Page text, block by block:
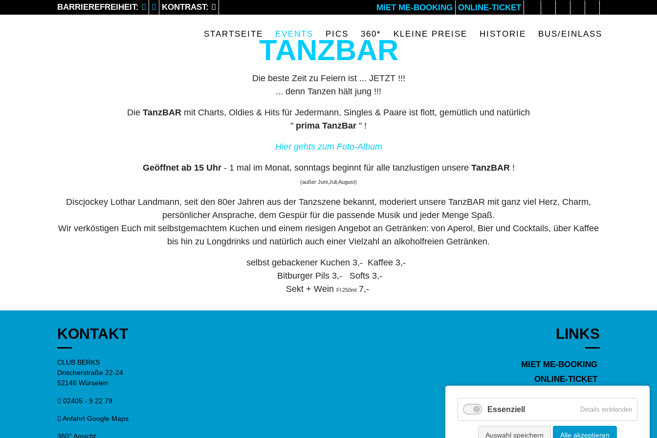
BARRIEREFREIHEIT: KONTRAST: MIET ME-BOOKING ONLINE-TICKET
STARTSEITE EVENTS PICS 360* KLEINE PREISE HISTORIE BUS/EINLASS
LIKE 2 PARTY
FEEL THE
WEEKEND
Previous Next
TANZBAR
Die beste Zeit zu Feiern ist ... JETZT !!!
... denn Tanzen hält jung !!!
Die TanzBAR mit Charts, Oldies & Hits für Jedermann, Singles & Paare ist flott, gemütlich und natürlich
" prima TanzBar " !
Hier gehts zum Foto-Album
Geöffnet ab 15 Uhr- 1 mal im Monat, sonntags beginnt für alle tanzlustigen unsere TanzBAR!
(außer Juni,Juli,August)
Discjockey Lothar Landmann, seit den 80er Jahren aus der Tanzszene bekannt, moderiert unsere TanzBAR mit ganz viel Herz, Charm,
persönlicher Ansprache, dem Gespür für die passende Musik und jeder Menge Spaß.
Wir verköstigen Euch mit selbstgemachtem Kuchen und einem riesigen Angebot an Getränken: von Aperol, Bier und Cocktails, über Kaffee
bis hin zu Longdrinks und natürlich auch einer Vielzahl an alkoholfreien Getränken.
selbst gebackener Kuchen 3,- Kaffee 3,-
Bitburger Pils 3,- Softs 3,-
Sekt + Wein Fl.250ml7,-
KONTAKT
CLUB BERKS
Drischerstraße 22-24
52146 Würselen
02405 - 9 22 79
Anfahrt Google Maps
360° Ansicht
LINKS
MIET ME-BOOKING
ONLINE-TICKET
DATENSCHUTZ
Essenziell Details einblenden
Auswahl speichern Alle akzeptieren